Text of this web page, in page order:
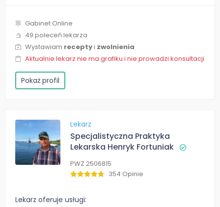
Gabinet Online
49 poleceń lekarza
Wystawiam receptyi zwolnienia
Aktualnie lekarz nie ma grafiku i nie prowadzi konsultacji
Pokaż profil
Lekarz
Specjalistyczna Praktyka
Lekarska Henryk Fortuniak
PWZ 2506815
354 Opinie
Lekarz oferuje usługi: